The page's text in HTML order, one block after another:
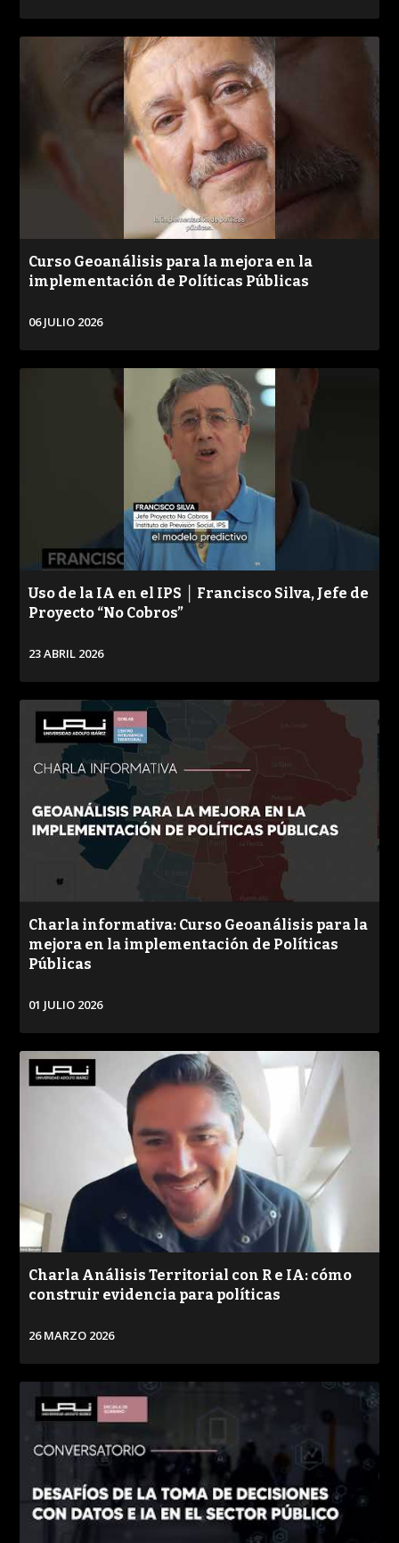
VER
Curso Geoanálisis para la mejora en la
implementación de Políticas Públicas
06 JULIO 2026
VER
Uso de la IA en el IPS │ Francisco Silva, Jefe de
Proyecto “No Cobros”
23 ABRIL 2026
VER
Charla informativa: Curso Geoanálisis para la
mejora en la implementación de Políticas
Públicas
01 JULIO 2026
VER
Charla Análisis Territorial con R e IA: cómo
construir evidencia para políticas
26 MARZO 2026
VER